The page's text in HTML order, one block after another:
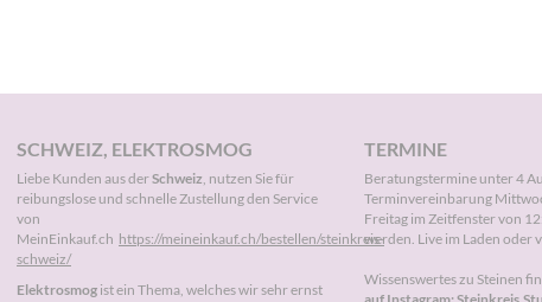
SCHWEIZ, ELEKTROSMOG
Liebe Kunden aus derSchweiz, nutzen Sie für
reibungslose und schnelle Zustellung den Service
von
MeinEinkauf.ch https://meineinkauf.ch/bestellen/steinkreis-
schweiz/
Elektrosmog ist ein Thema, welches wir sehr ernst
TERMINE
Beratungstermine unter 4
Terminvereinbarung
Freitag im Zeitfenster von
werden. Live im Laden oder
Wissenswertes zu Steinen